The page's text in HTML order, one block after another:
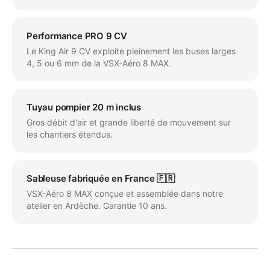
Performance PRO 9 CV
Le King Air 9 CV exploite pleinement les buses larges
4, 5 ou 6 mm de la VSX-Aéro 8 MAX.
Tuyau pompier 20 m inclus
Gros débit d'air et grande liberté de mouvement sur
les chantiers étendus.
Sableuse fabriquée en France 🇫🇷
VSX-Aéro 8 MAX conçue et assemblée dans notre
atelier en Ardèche. Garantie 10 ans.